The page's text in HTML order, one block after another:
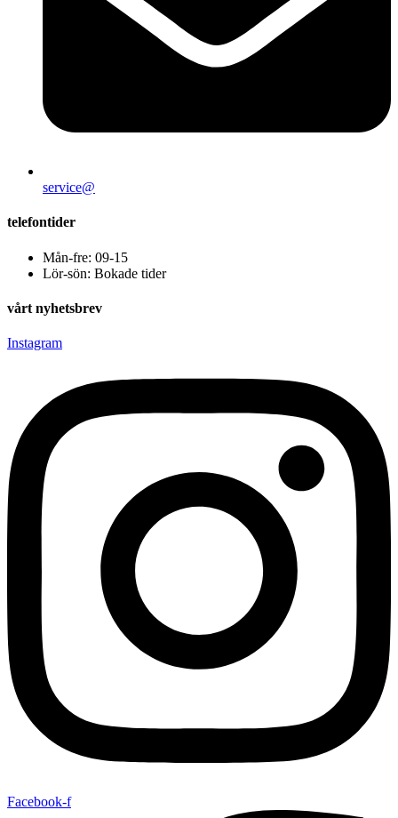
service@
telefontider
Mån-fre: 09-15
Lör-sön: Bokade tider
vårt nyhetsbrev
Instagram
Facebook-f